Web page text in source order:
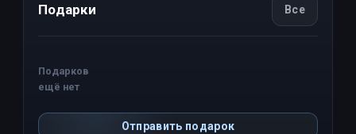
Подарки Все
Подарков
ещё нет
Отправить подарок